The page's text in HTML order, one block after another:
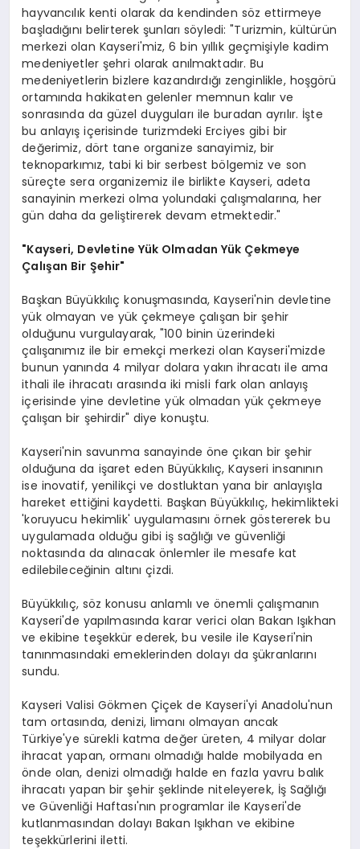
hayvancılık kenti olarak da kendinden söz ettirmeye
başladığını belirterek şunları söyledi: "Turizmin, kültürün
merkezi olan Kayseri'miz, 6 bin yıllık geçmişiyle kadim
medeniyetler şehri olarak anılmaktadır. Bu
medeniyetlerin bizlere kazandırdığı zenginlikle, hoşgörü
ortamında hakikaten gelenler memnun kalır ve
sonrasında da güzel duyguları ile buradan ayrılır. İşte
bu anlayış içerisinde turizmdeki Erciyes gibi bir
değerimiz, dört tane organize sanayimiz, bir
teknoparkımız, tabi ki bir serbest bölgemiz ve son
süreçte sera organizemiz ile birlikte Kayseri, adeta
sanayinin merkezi olma yolundaki çalışmalarına, her
gün daha da geliştirerek devam etmektedir."
"Kayseri, Devletine Yük Olmadan Yük Çekmeye
Çalışan Bir Şehir"
Başkan Büyükkılıç konuşmasında, Kayseri'nin devletine
yük olmayan ve yük çekmeye çalışan bir şehir
olduğunu vurgulayarak, "100 binin üzerindeki
çalışanımız ile bir emekçi merkezi olan Kayseri'mizde
bunun yanında 4 milyar dolara yakın ihracatı ile ama
ithali ile ihracatı arasında iki misli fark olan anlayış
içerisinde yine devletine yük olmadan yük çekmeye
çalışan bir şehirdir" diye konuştu.
Kayseri'nin savunma sanayinde öne çıkan bir şehir
olduğuna da işaret eden Büyükkılıç, Kayseri insanının
ise inovatif, yenilikçi ve dostluktan yana bir anlayışla
hareket ettiğini kaydetti. Başkan Büyükkılıç, hekimlikteki
'koruyucu hekimlik' uygulamasını örnek göstererek bu
uygulamada olduğu gibi iş sağlığı ve güvenliği
noktasında da alınacak önlemler ile mesafe kat
edilebileceğinin altını çizdi.
Büyükkılıç, söz konusu anlamlı ve önemli çalışmanın
Kayseri'de yapılmasında karar verici olan Bakan Işıkhan
ve ekibine teşekkür ederek, bu vesile ile Kayseri'nin
tanınmasındaki emeklerinden dolayı da şükranlarını
sundu.
Kayseri Valisi Gökmen Çiçek de Kayseri'yi Anadolu'nun
tam ortasında, denizi, limanı olmayan ancak
Türkiye'ye sürekli katma değer üreten, 4 milyar dolar
ihracat yapan, ormanı olmadığı halde mobilyada en
önde olan, denizi olmadığı halde en fazla yavru balık
ihracatı yapan bir şehir şeklinde niteleyerek, İş Sağlığı
ve Güvenliği Haftası'nın programlar ile Kayseri'de
kutlanmasından dolayı Bakan Işıkhan ve ekibine
teşekkürlerini iletti.